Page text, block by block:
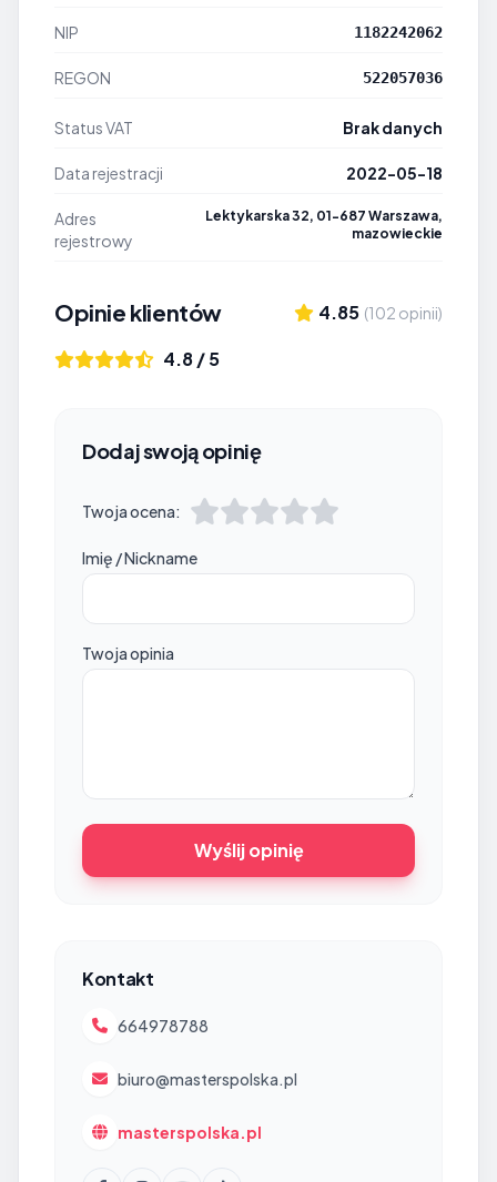
NIP 1182242062
REGON 522057036
Status VAT Brak danych
Data rejestracji 2022-05-18
Adres
rejestrowy
Lektykarska 32, 01-687 Warszawa,
mazowieckie
Opinie klientów 4.85 (102 opinii)
4.8 / 5
Dodaj swoją opinię
Twoja ocena:
Imię / Nickname
Twoja opinia
Wyślij opinię
Kontakt
664978788
biuro@masterspolska.pl
masterspolska.pl